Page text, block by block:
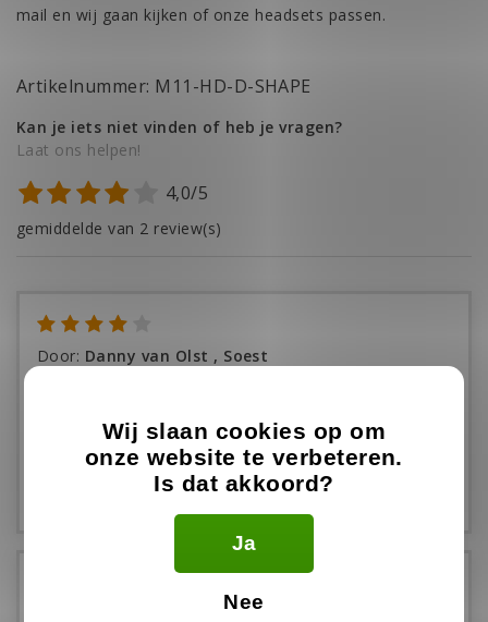
mail en wij gaan kijken of onze headsets passen.
Artikelnummer: M11-HD-D-SHAPE
Kan je iets niet vinden of heb je vragen?
Laat ons helpen!
4,0/5
gemiddelde van 2 review(s)
Door: Danny van Olst , Soest
Soepeln afhandeling, snelle bezorging
Wij slaan cookies op om
onze website te verbeteren.
Is dat akkoord?
Ja
Nee